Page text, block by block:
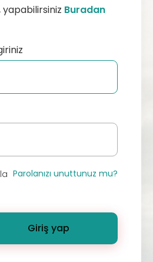
yapabilirsiniz Buradan
Parolanızı unuttunuz mu?
Giriş yap